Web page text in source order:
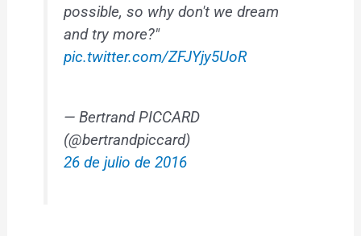
possible, so why don't we dream
and try more?"
pic.twitter.com/ZFJYjy5UoR
— Bertrand PICCARD
(@bertrandpiccard)
26 de julio de 2016